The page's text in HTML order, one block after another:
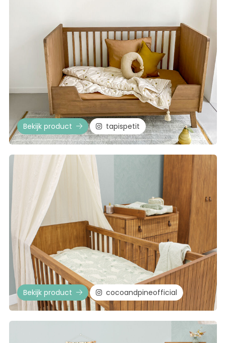
Bekijk product tapispetit
Bekijk product cocoandpineofficial